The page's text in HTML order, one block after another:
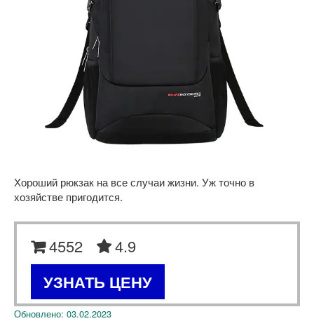
Хороший рюкзак на все случаи жизни. Уж точно в
хозяйстве пригодится.
4552 4.9
УЗНАТЬ ЦЕНУ
Обновлено: 03.02.2023